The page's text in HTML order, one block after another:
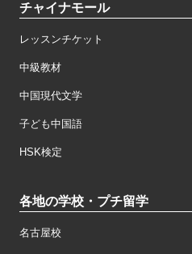
チャイナモール
レッスンチケット
中級教材
中国現代文学
子ども中国語
HSK検定
各地の学校・プチ留学
名古屋校